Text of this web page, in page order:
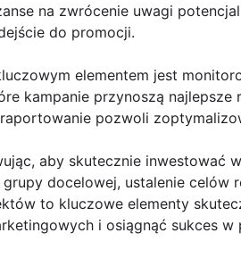
na zwrócenie uwagi
do promocji.
elementem jest
kampanie przynoszą
raportowanie pozwoli
aby skutecznie inwestować
grupy docelowej, ustalenie
to kluczowe elementy
i osiągnąć sukces w